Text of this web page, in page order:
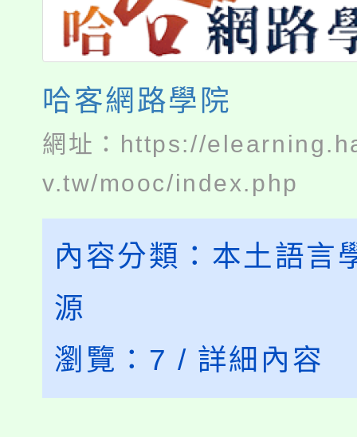
哈客網路學院
網址： https://
v.tw/mooc/index.php
內容分類： 本土語言
源
瀏覽： 7 / 詳細內容